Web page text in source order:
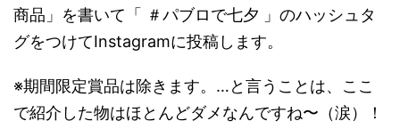
商品」を書いて「 ＃パブロで七夕 」のハッシュタ
グをつけてInstagramに投稿します。
※期間限定賞品は除きます。…と言うことは、ここ
で紹介した物はほとんどダメなんですね〜（涙）！